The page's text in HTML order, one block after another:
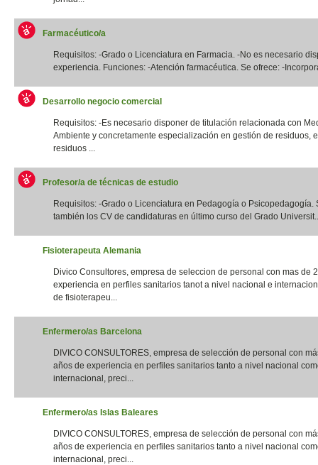
Farmacéutico/a
Requisitos: -Grado o Licenciatura en Farmacia. -No es necesario
experiencia. Funciones: -Atención farmacéutica. Se ofrece: -
Desarrollo negocio comercial
Requisitos: -Es necesario disponer de titulación relacionada con
Ambiente y concretamente especialización en gestión de residuos,
residuos ...
Profesor/a de técnicas de estudio
Requisitos: -Grado o Licenciatura en Pedagogía o Psicopedagogía.
también los CV de candidaturas en último curso del Grado
Fisioterapeuta Alemania
Divico Consultores, empresa de seleccion de personal con mas de
experiencia en perfiles sanitarios tanot a nivel nacional e
de fisioterapeu...
Enfermero/as Barcelona
DIVICO CONSULTORES, empresa de selección de personal con
años de experiencia en perfiles sanitarios tanto a nivel nacional
internacional, preci...
Enfermero/as Islas Baleares
DIVICO CONSULTORES, empresa de selección de personal con
años de experiencia en perfiles sanitarios tanto a nivel nacional
internacional, preci...